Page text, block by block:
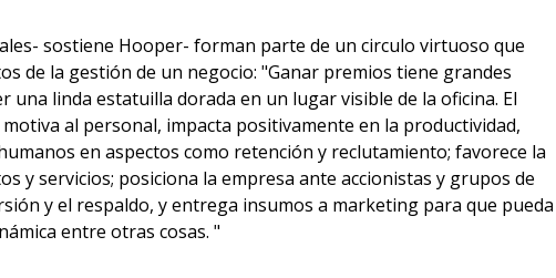
sostiene Hooper- forman parte de un circulo virtuoso que
de la gestión de un negocio: "Ganar premios tiene grandes
una linda estatuilla dorada en un lugar visible de la oficina. El
al personal, impacta positivamente en la productividad,
en aspectos como retención y reclutamiento; favorece la
y servicios; posiciona la empresa ante accionistas y grupos de
y el respaldo, y entrega insumos a marketing para que pueda
entre otras cosas. "